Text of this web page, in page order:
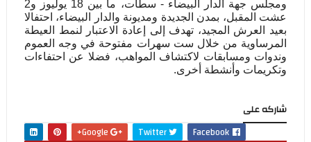
ومجلس جهة الدار البيضاء - سطات، ما بين 18 يوليوز و2
عشت المقبل، بمدن الجديدة ومديونة والدار البيضاء، احتفالا
بعيد العرش المجيد، تهدف إلى إعادة الاعتبار لنمط العيطة
المرساوية من خلال ست سهرات مفتوحة في وجه العموم
وندوات ومسابقات لاكتشاف المواهب، فضلا عن احتفاءات
وتكريمات وأنشطة أخرى.
شاركه على
Facebook
Twitter